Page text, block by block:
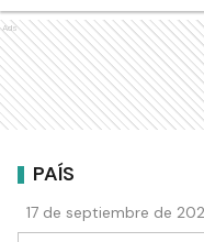
Ads
PAÍS
17 de septiembre de